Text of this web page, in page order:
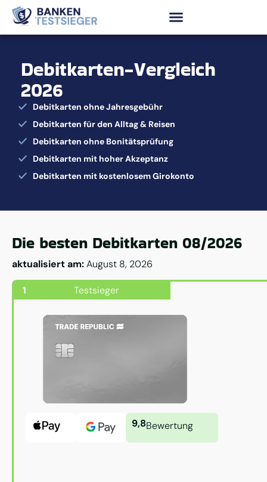
Debitkarten-Vergleich
2026
Debitkarten ohne Jahresgebühr
Debitkarten für den Alltag & Reisen
Debitkarten ohne Bonitätsprüfung
Debitkarten mit hoher Akzeptanz
Debitkarten mit kostenlosem Girokonto
Die besten Debitkarten 08/2026
aktualisiert am:August 8, 2026
1 Testsieger
9,8Bewertung